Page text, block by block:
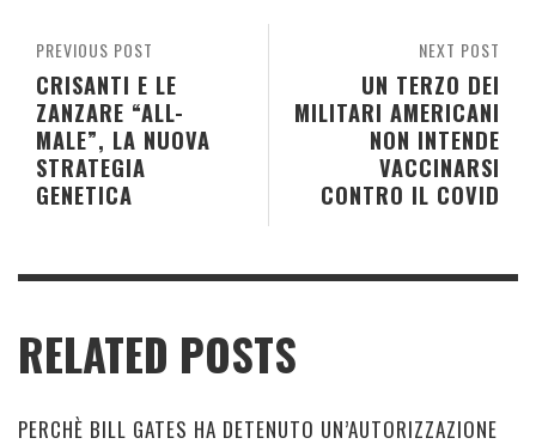
NEXT POST
UN TERZO DEI
MILITARI AMERICANI
NON INTENDE
VACCINARSI
CONTRO IL COVID
PREVIOUS POST
CRISANTI E LE
ZANZARE “ALL-
MALE”, LA NUOVA
STRATEGIA
GENETICA
RELATED POSTS
PERCHÈ BILL GATES HA DETENUTO UN’AUTORIZZAZIONE